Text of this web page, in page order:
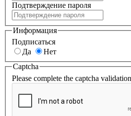
Подтверждение пароля
Информация
Подписаться
Да
Нет
Captcha
Please complete the captcha